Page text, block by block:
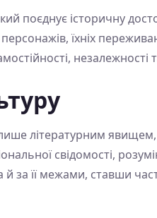
поєднує історичну
їхніх
незалежності
лише літературним
свідомості,
за її межами, ставши